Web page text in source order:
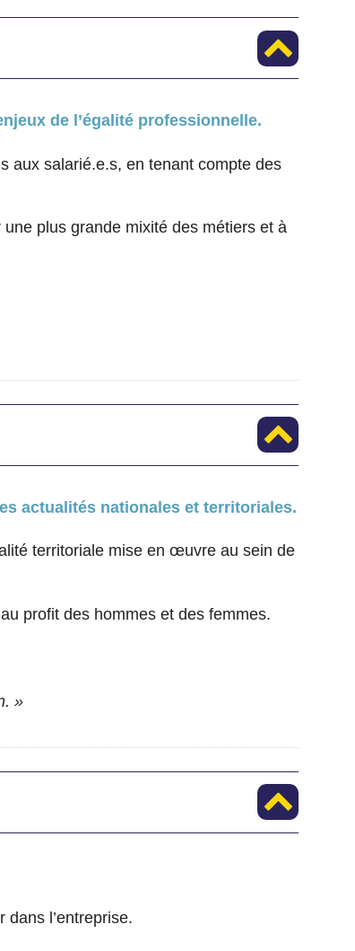
de l’égalité professionnelle.
aux salarié.e.s, en tenant compte des
une plus grande mixité des métiers et à
actualités nationales et territoriales.
territoriale mise en œuvre au sein de
profit des hommes et des femmes.
»
l’entreprise.